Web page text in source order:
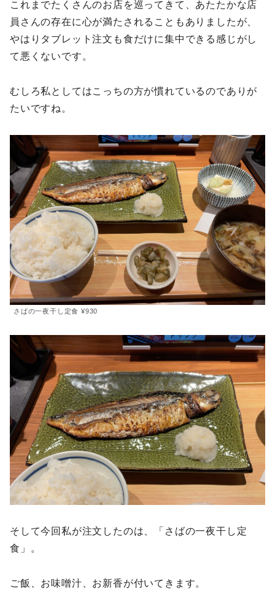
これまでたくさんのお店を巡ってきて、あたたかな店
員さんの存在に心が満たされることもありましたが、
やはりタブレット注文も食だけに集中できる感じがし
て悪くないです。
むしろ私としてはこっちの方が慣れているのでありが
たいですね。
さばの一夜干し定食 ¥930
そして今回私が注文したのは、「さばの一夜干し定
食」。
ご飯、お味噌汁、お新香が付いてきます。